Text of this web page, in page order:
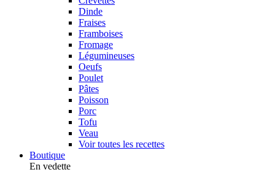
Dinde
Fraises
Framboises
Fromage
Légumineuses
Oeufs
Poulet
Pâtes
Poisson
Porc
Tofu
Veau
Voir toutes les recettes
Boutique
En vedette